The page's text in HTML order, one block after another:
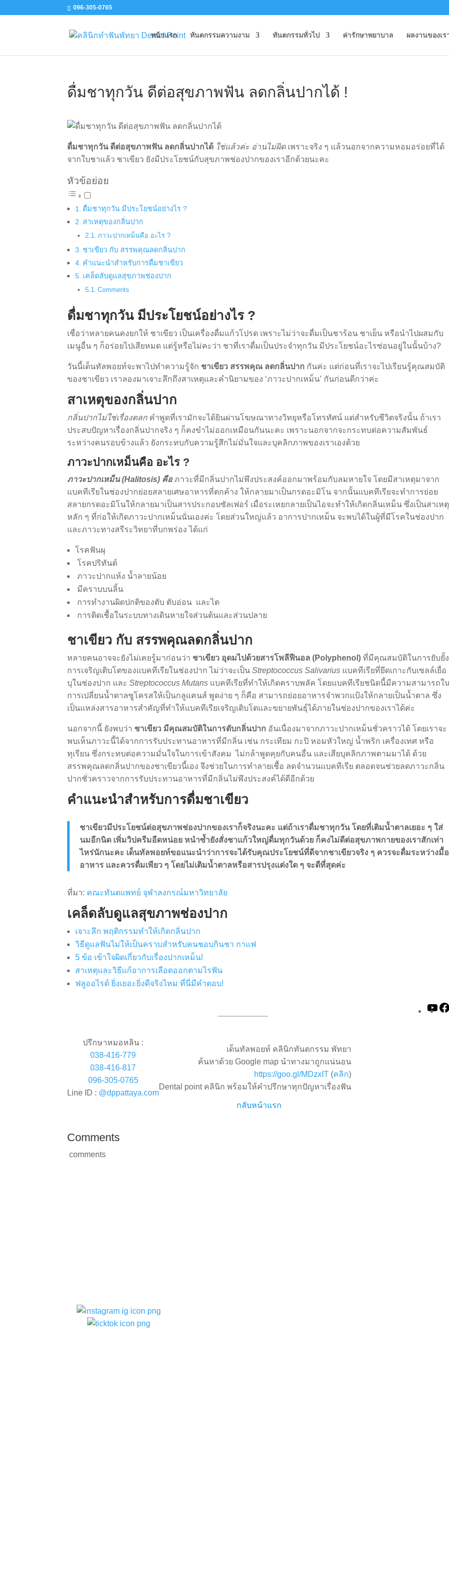
096-305-0765
หน้าแรก ทันตกรรมความงาม ทันตกรรมทั่วไป ค่ารักษาพยาบาล ผลงานของเร
ดื่มชาทุกวัน ดีต่อสุขภาพฟัน ลดกลิ่นปากได้ !
ดื่มชาทุกวัน ดีต่อสุขภาพฟัน ลดกลิ่นปากได้ ใช่แล้วค่ะ อ่านไม่ผิดเพราะจริง ๆ แล้วนอกจากความหอมอร่อยที่ได้
จากใบชาแล้ว ชาเขียว ยังมีประโยชน์กับสุขภาพช่องปากของเราอีกด้วยนะคะ
หัวข้อย่อย
ดื่มชาทุกวัน มีประโยชน์อย่างไร ?
สาเหตุของกลิ่นปาก
ภาวะปากเหม็นคือ อะไร ?
ชาเขียว กับ สรรพคุณลดกลิ่นปาก
คำแนะนำสำหรับการดื่มชาเขียว
เคล็ดลับดูแลสุขภาพช่องปาก
Comments
ดื่มชาทุกวัน มีประโยชน์อย่างไร ?
เชื่อว่าหลายคนคงยกให้ ชาเขียว เป็นเครื่องดื่มแก้วโปรด เพราะไม่ว่าจะดื่มเป็นชาร้อน ชาเย็น หรือนำไปผสมกับ
เมนูอื่น ๆ ก็อร่อยไปเสียหมด แต่รู้หรือไม่คะว่า ชาที่เราดื่มเป็นประจำทุกวัน มีประโยชน์อะไรซ่อนอยู่ในนั้นบ้าง?
วันนี้เด็นทัลพอยท์จะพาไปทำความรู้จัก ชาเขียว สรรพคุณ ลดกลิ่นปาก กันค่ะ แต่ก่อนที่เราจะไปเรียนรู้คุณสมบัติ
ของชาเขียว เราลองมาเจาะลึกถึงสาเหตุและคำนิยามของ ‘ภาวะปากเหม็น’ กันก่อนดีกว่าค่ะ
สาเหตุของกลิ่นปาก
กลิ่นปากไม่ใช่เรื่องตลก คำพูดที่เรามักจะได้ยินผ่านโฆษณาทางวิทยุหรือโทรทัศน์ แต่สำหรับชีวิตจริงนั้น ถ้าเรา
ประสบปัญหาเรื่องกลิ่นปากจริง ๆ ก็คงขำไม่ออกเหมือนกันนะคะ เพราะนอกจากจะกระทบต่อความสัมพันธ์
ระหว่างคนรอบข้างแล้ว ยังกระทบกับความรู้สึกไม่มั่นใจและบุคลิกภาพของเราเองด้วย
ภาวะปากเหม็นคือ อะไร ?
ภาวะปากเหม็น (Halitosis) คือภาวะที่มีกลิ่นปากไม่พึงประสงค์ออกมาพร้อมกับลมหายใจ โดยมีสาเหตุมาจาก
แบคทีเรียในช่องปากย่อยสลายเศษอาหารที่ตกค้าง ให้กลายมาเป็นกรดอะมิโน จากนั้นแบคทีเรียจะทำการย่อย
สลายกรดอะมิโนให้กลายมาเป็นสารประกอบซัลเฟอร์ เมื่อระเหยกลายเป็นไอจะทำให้เกิดกลิ่นเหม็น ซึ่งเป็นสาเหตุ
หลัก ๆ ที่ก่อให้เกิดภาวะปากเหม็นนั่นเองค่ะ โดยส่วนใหญ่แล้ว อาการปากเหม็น จะพบได้ในผู้ที่มีโรคในช่องปาก
และภาวะทางสรีระวิทยาที่บกพร่อง ได้แก่
โรคฟันผุ
โรคปริทันต์
ภาวะปากแห้ง น้ำลายน้อย
มีคราบบนลิ้น
การทำงานผิดปกติของตับ ตับอ่อน และไต
การติดเชื้อในระบบทางเดินหายใจส่วนต้นและส่วนปลาย
ชาเขียว กับ สรรพคุณลดกลิ่นปาก
หลายคนอาจจะยังไม่เคยรู้มาก่อนว่า ชาเขียว อุดมไปด้วยสารโพลีฟีนอล (Polyphenol) ที่มีคุณสมบัติในการยับยั้ง
การเจริญเติบโตของแบคทีเรียในช่องปาก ไม่ว่าจะเป็นStreptococcus Salivarius แบคทีเรียที่ยึดเกาะกับเซลล์เยื่อ
บุในช่องปาก และStreptococcus Mutans แบคทีเรียที่ทำให้เกิดคราบพลัค โดยแบคทีเรียชนิดนี้มีความสามารถใ
การเปลี่ยนน้ำตาลซูโครสให้เป็นกลูแคนส์ พูดง่าย ๆ ก็คือ สามารถย่อยอาหารจำพวกแป้งให้กลายเป็นน้ำตาล ซึ่ง
เป็นแหล่งสารอาหารสำคัญที่ทำให้แบคทีเรียเจริญเติบโตและขยายพันธุ์ได้ภายในช่องปากของเราได้ค่ะ
นอกจากนี้ ยังพบว่า ชาเขียว มีคุณสมบัติในการดับกลิ่นปาก อันเนื่องมาจากภาวะปากเหม็นชั่วคราวได้ โดยเราจะ
พบเห็นภาวะนี้ได้จากการรับประทานอาหารที่มีกลิ่น เช่น กระเทียม กะปิ หอมหัวใหญ่ น้ำพริก เครื่องเทศ หรือ
ทุเรียน ซึ่งกระทบต่อความมั่นใจในการเข้าสังคม ไม่กล้าพูดคุยกับคนอื่น และเสียบุคลิกภาพตามมาได้ ด้วย
สรรพคุณลดกลิ่นปากของชาเขียวนี้เอง จึงช่วยในการทำลายเชื้อ ลดจำนวนแบคทีเรีย ตลอดจนช่วยลดภาวะกลิ่น
ปากชั่วคราวจากการรับประทานอาหารที่มีกลิ่นไม่พึงประสงค์ได้ดีอีกด้วย
คำแนะนำสำหรับการดื่มชาเขียว
ชาเขียวมีประโยชน์ต่อสุขภาพช่องปากของเราก็จริงนะคะ แต่ถ้าเราดื่มชาทุกวัน โดยที่เติมน้ำตาลเยอะ ๆ ใส่
นมอีกนิด เพิ่มวิปครีมอีดหน่อย หนำซ้ำยังสั่งชาแก้วใหญ่ดื่มทุกวันด้วย ก็คงไม่ดีต่อสุขภาพกายของเราสักเท่า
ไหร่นักนะคะ เด็นทัลพอยท์ขอแนะนำว่าการจะได้รับคุณประโยชน์ที่ดีจากชาเขียวจริง ๆ ควรจะดื่มระหว่างมื้อ
อาหาร และควรดื่มเพียว ๆ โดยไม่เติมน้ำตาลหรือสารปรุงแต่งใด ๆ จะดีที่สุดค่ะ
ที่มา: คณะทันตแพทย์ จุฬาลงกรณ์มหาวิทยาลัย
เคล็ดลับดูแลสุขภาพช่องปาก
เจาะลึก พฤติกรรมทำให้เกิดกลิ่นปาก
วิธีดูแลฟันไม่ให้เป็นคราบสำหรับคนชอบกินชา กาแฟ
5 ข้อ เข้าใจผิดเกี่ยวกับเรื่องปากเหม็น!
สาเหตุและวิธีแก้อาการเลือดออกตามไรฟัน
ฟลูออไรด์ ยิ่งเยอะยิ่งดีจริงไหม ที่นี่มีคำตอบ!
ปรึกษาหมอหลิน :
038-416-779
038-416-817
096-305-0765
Line ID : @dppattaya.com
เด็นทัลพอยท์ คลินิกทันตกรรม พัทยา
ค้นหาด้วย Google map นำทางมาถูกแน่นอน
https://goo.gl/MDzxIT (คลิก)
Dental point คลินิก พร้อมให้คำปรึกษาทุกปัญหาเรื่องฟัน
กลับหน้าแรก
Comments
comments